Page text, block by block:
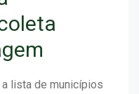
lista de municípios